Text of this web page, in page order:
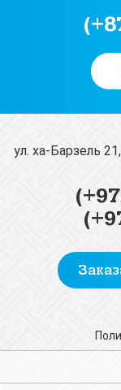
ул. ха-Барзель